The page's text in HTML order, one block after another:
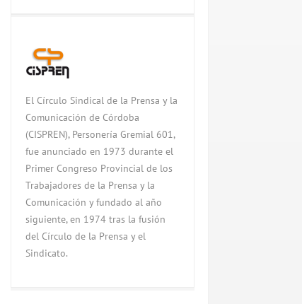
El Círculo Sindical de la Prensa y la
Comunicación de Córdoba
(CISPREN), Personería Gremial 601,
fue anunciado en 1973 durante el
Primer Congreso Provincial de los
Trabajadores de la Prensa y la
Comunicación y fundado al año
siguiente, en 1974 tras la fusión
del Círculo de la Prensa y el
Sindicato.